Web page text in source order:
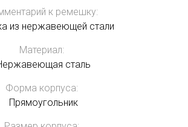
к ремешку:
из нержавеющей стали
Материал:
сталь
Форма корпуса:
Прямоугольник